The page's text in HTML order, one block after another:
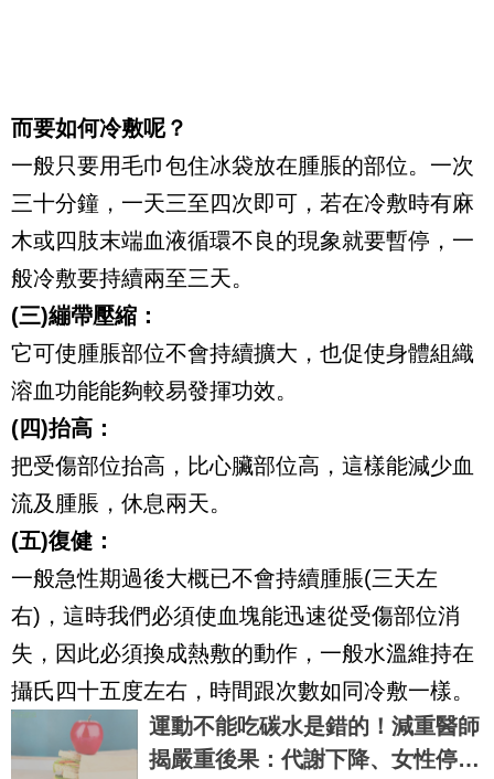
而要如何冷敷呢？
一般只要用毛巾包住冰袋放在腫脹的部位。一次
三十分鐘，一天三至四次即可，若在冷敷時有麻
木或四肢末端血液循環不良的現象就要暫停，一
般冷敷要持續兩至三天。
(三)繃帶壓縮：
它可使腫脹部位不會持續擴大，也促使身體組織
溶血功能能夠較易發揮功效。
(四)抬高：
把受傷部位抬高，比心臟部位高，這樣能減少血
流及腫脹，休息兩天。
(五)復健：
一般急性期過後大概已不會持續腫脹(三天左
右)，這時我們必須使血塊能迅速從受傷部位消
失，因此必須換成熱敷的動作，一般水溫維持在
攝氏四十五度左右，時間跟次數如同冷敷一樣。
運動不能吃碳水是錯的！減重醫師
揭嚴重後果：代謝下降、女性停